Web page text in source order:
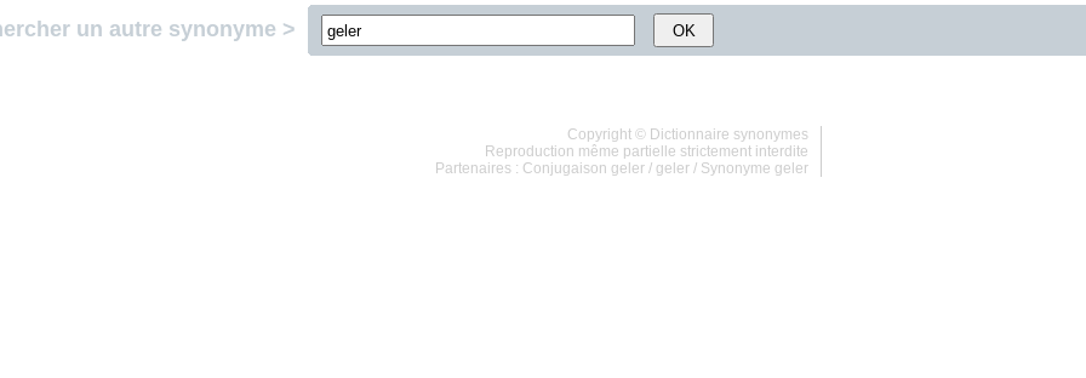
un autre synonyme >
Copyright © Dictionnaire synonymes
Reproduction même partielle strictement interdite
Partenaires : Conjugaison geler / geler / Synonyme geler